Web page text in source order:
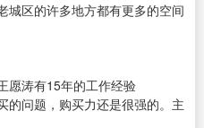
城区的许多地方都有更多的空间
愿涛有15年的工作经验
的问题，购买力还是很强的。主